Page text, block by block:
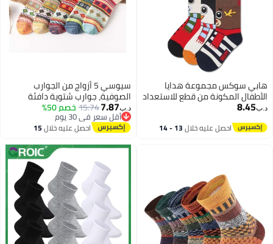
سوكس مجموعة هدايا
الأطفال المكونة من قطع للاستعداد
8.45
احصل عليه خلال 13 - 14
سيوسي 5 أزواج من الجوارب
الصوفية، جوارب شتوية دافئة
سميكة متماسكة كلاسيكية مريحة
وناعمة وجميلة هدايا المقصورة
للنساء والرجال
7.87
15.74خصم 50%
أقل سعر في 30 يوم
أقل سعر في 30 يوماحصل عليه خلال15
اغسطس